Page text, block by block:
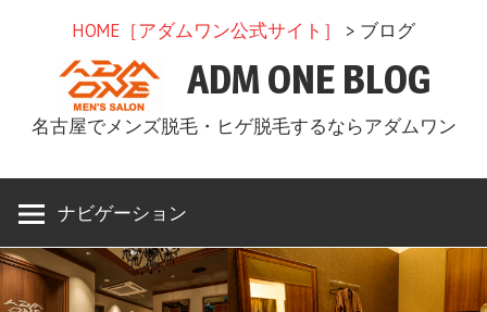
へ
ッ
プ
HOME［アダムワン公式サイト］ > ブログ
ADM ONE BLOG
名古屋でメンズ脱毛・ヒゲ脱毛するならアダムワン
ナビゲーション